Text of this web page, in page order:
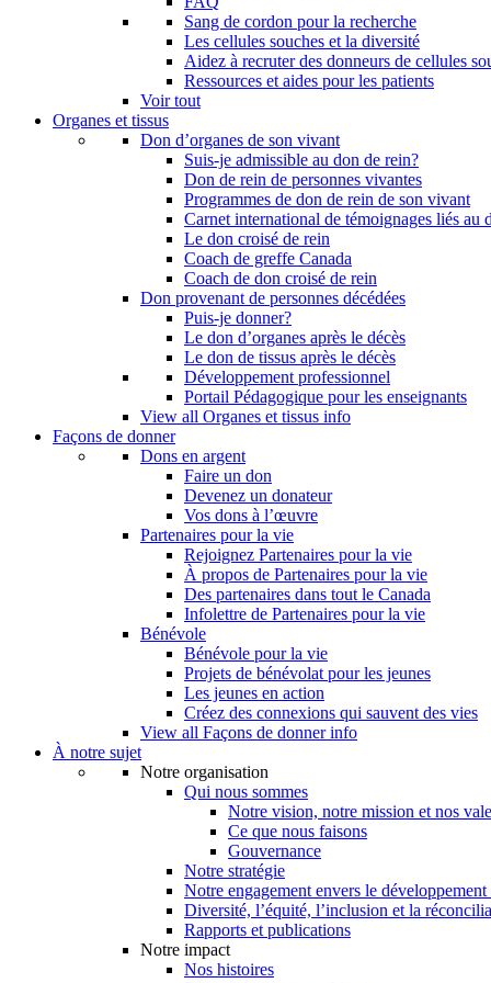
Sang de cordon pour la recherche
Les cellules souches et la diversité
Aidez à recruter des donneurs de cellules
Ressources et aides pour les patients
Voir tout
Organes et tissus
Don d’organes de son vivant
Suis-je admissible au don de rein?
Don de rein de personnes vivantes
Programmes de don de rein de son vivant
Carnet international de témoignages liés au
Le don croisé de rein
Coach de greffe Canada
Coach de don croisé de rein
Don provenant de personnes décédées
Puis-je donner?
Le don d’organes après le décès
Le don de tissus après le décès
Développement professionnel
Portail Pédagogique pour les enseignants
View all Organes et tissus info
Façons de donner
Dons en argent
Faire un don
Devenez un donateur
Vos dons à l’œuvre
Partenaires pour la vie
Rejoignez Partenaires pour la vie
À propos de Partenaires pour la vie
Des partenaires dans tout le Canada
Infolettre de Partenaires pour la vie
Bénévole
Bénévole pour la vie
Projets de bénévolat pour les jeunes
Les jeunes en action
Créez des connexions qui sauvent des vies
View all Façons de donner info
À notre sujet
Notre organisation
Qui nous sommes
Notre vision, notre mission et nos
Ce que nous faisons
Gouvernance
Notre stratégie
Notre engagement envers le
Diversité, l’équité, l’inclusion et la
Rapports et publications
Notre impact
Nos histoires